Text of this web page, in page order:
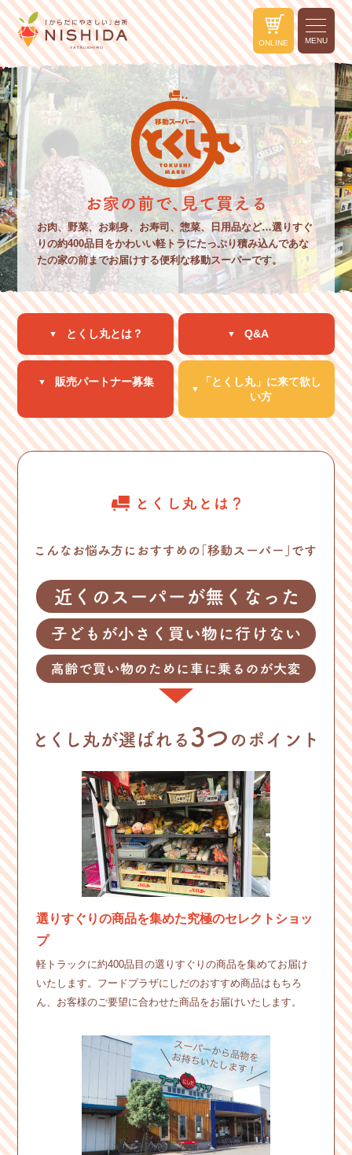
ONLINE MENU
お肉、野菜、お刺身、お寿司、惣菜、日用品など…選りすぐ
りの約400品目をかわいい軽トラにたっぷり積み込んであな
たの家の前までお届けする便利な移動スーパーです。
とくし丸とは？ Q&A
販売パートナー募集 「とくし丸」に来て欲し
い方
選りすぐりの商品を集めた究極のセレクトショッ
プ
軽トラックに約400品目の選りすぐりの商品を集めてお届け
いたします。フードプラザにしだのおすすめ商品はもちろ
ん、お客様のご要望に合わせた商品をお届けいたします。